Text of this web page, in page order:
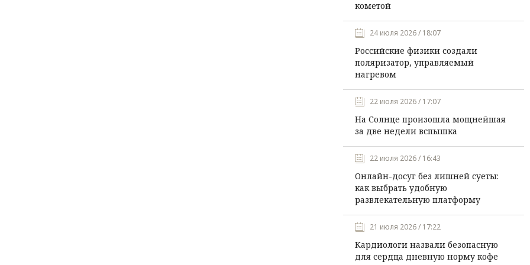
кометой
24 июля 2026 / 18:07
Российские физики создали
поляризатор, управляемый
нагревом
22 июля 2026 / 17:07
На Солнце произошла мощнейшая
за две недели вспышка
22 июля 2026 / 16:43
Онлайн-досуг без лишней суеты:
как выбрать удобную
развлекательную платформу
21 июля 2026 / 17:22
Кардиологи назвали безопасную
для сердца дневную норму кофе